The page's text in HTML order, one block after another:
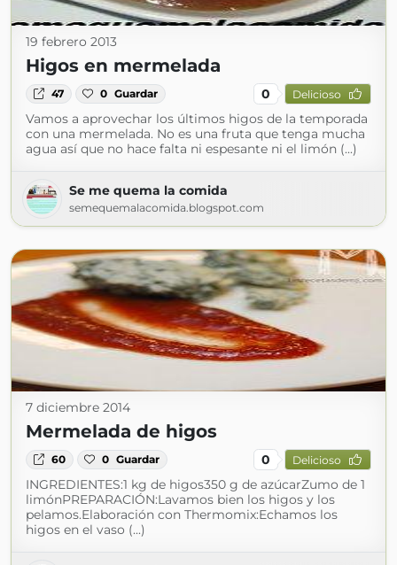
19 febrero 2013
Higos en mermelada
47 0 Guardar 0 Delicioso
Vamos a aprovechar los últimos higos de la temporada
con una mermelada. No es una fruta que tenga mucha
agua así que no hace falta ni espesante ni el limón (...)
Se me quema la comida
semequemalacomida.blogspot.com
7 diciembre 2014
Mermelada de higos
60 0 Guardar 0 Delicioso
INGREDIENTES:1 kg de higos350 g de azúcarZumo de 1
limónPREPARACIÓN:Lavamos bien los higos y los
pelamos.Elaboración con Thermomix:Echamos los
higos en el vaso (...)